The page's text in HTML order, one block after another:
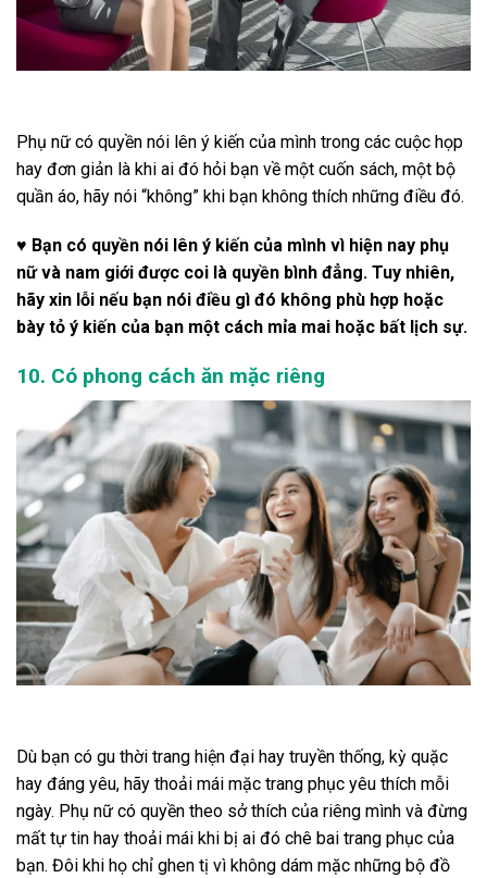
Phụ nữ có quyền nói lên ý kiến ​​của mình trong các cuộc họp
hay đơn giản là khi ai đó hỏi bạn về một cuốn sách, một bộ
quần áo, hãy nói “không” khi bạn không thích những điều đó.
♥ Bạn có quyền nói lên ý kiến ​​của mình vì hiện nay phụ
nữ và nam giới được coi là quyền bình đẳng. Tuy nhiên,
hãy xin lỗi nếu bạn nói điều gì đó không phù hợp hoặc
bày tỏ ý kiến ​​của bạn một cách mỉa mai hoặc bất lịch sự.
10. Có phong cách ăn mặc riêng
Dù bạn có gu thời trang hiện đại hay truyền thống, kỳ quặc
hay đáng yêu, hãy thoải mái mặc trang phục yêu thích mỗi
ngày. Phụ nữ có quyền theo sở thích của riêng mình và đừng
mất tự tin hay thoải mái khi bị ai đó chê bai trang phục của
bạn. Đôi khi họ chỉ ghen tị vì không dám mặc những bộ đồ